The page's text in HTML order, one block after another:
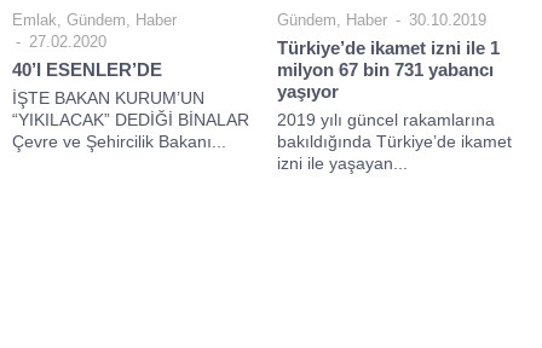
Emlak Gündem
Haber
27.02.2020
40’I ESENLER’DE
İŞTE BAKAN KURUM’UN
“YIKILACAK” DEDİĞİ BİNALAR
Çevre ve Şehircilik Bakanı...
Gündem Haber 30.10.2019
Türkiye’de ikamet izni ile 1
milyon 67 bin 731 yabancı
yaşıyor
2019 yılı güncel rakamlarına
bakıldığında Türkiye’de ikamet
izni ile yaşayan...